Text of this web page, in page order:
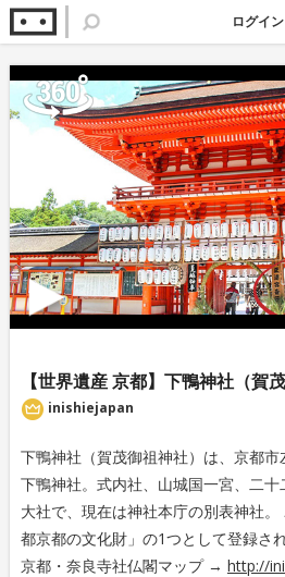
ログイン
【世界遺産 京都】下鴨神社（賀
inishiejapan
下鴨神社（賀茂御祖神社）は、京都
下鴨神社。式内社、山城国一宮、二
大社で、現在は神社本庁の別表神社
都京都の文化財」の1つとして登録され
京都・奈良寺社仏閣マップ → http://